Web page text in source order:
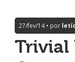
27/fev/14 • por
Trivial